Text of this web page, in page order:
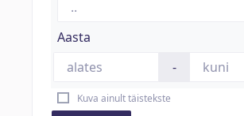
Aasta
-
Kuva ainult täistekste